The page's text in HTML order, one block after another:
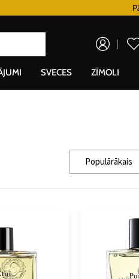
SVECES ZĪMOLI
Populārākais